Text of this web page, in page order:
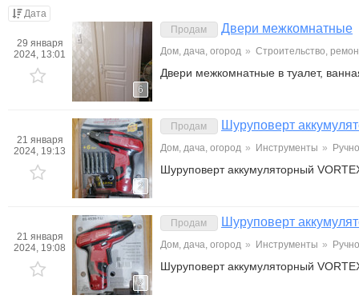
Дата
29 января
2024, 13:01
6
Продам Двери межкомнатные
Дом, дача, огород » Строительство,
Двери межкомнатные в туалет,
21 января
2024, 19:13
2
Продам Шуруповерт
Дом, дача, огород » Инструменты »
Шуруповерт аккумуляторный
21 января
2024, 19:08
2
Продам Шуруповерт
Дом, дача, огород » Инструменты »
Шуруповерт аккумуляторный